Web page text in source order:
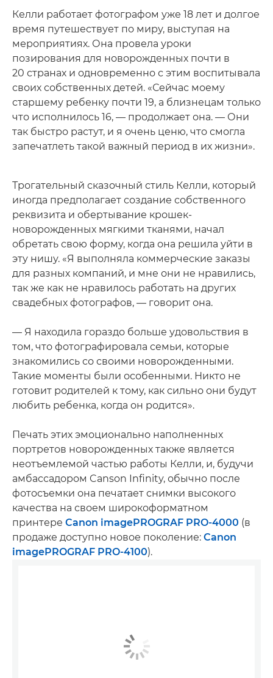
Келли работает фотографом уже 18 лет и долгое
время путешествует по миру, выступая на
мероприятиях. Она провела уроки
позирования для новорожденных почти в
20 странах и одновременно с этим воспитывала
своих собственных детей. «Сейчас моему
старшему ребенку почти 19, а близнецам только
что исполнилось 16, — продолжает она. — Они
так быстро растут, и я очень ценю, что смогла
запечатлеть такой важный период в их жизни».
Трогательный сказочный стиль Келли, который
иногда предполагает создание собственного
реквизита и обертывание крошек-
новорожденных мягкими тканями, начал
обретать свою форму, когда она решила уйти в
эту нишу. «Я выполняла коммерческие заказы
для разных компаний, и мне они не нравились,
так же как не нравилось работать на других
свадебных фотографов, — говорит она.
— Я находила гораздо больше удовольствия в
том, что фотографировала семьи, которые
знакомились со своими новорожденными.
Такие моменты были особенными. Никто не
готовит родителей к тому, как сильно они будут
любить ребенка, когда он родится».
Печать этих эмоционально наполненных
портретов новорожденных также является
неотъемлемой частью работы Келли, и, будучи
амбассадором Canson Infinity, обычно после
фотосъемки она печатает снимки высокого
качества на своем широкоформатном
принтере Canon imagePROGRAF PRO-4000 (в
продаже доступно новое поколение: Canon
imagePROGRAF PRO-4100).